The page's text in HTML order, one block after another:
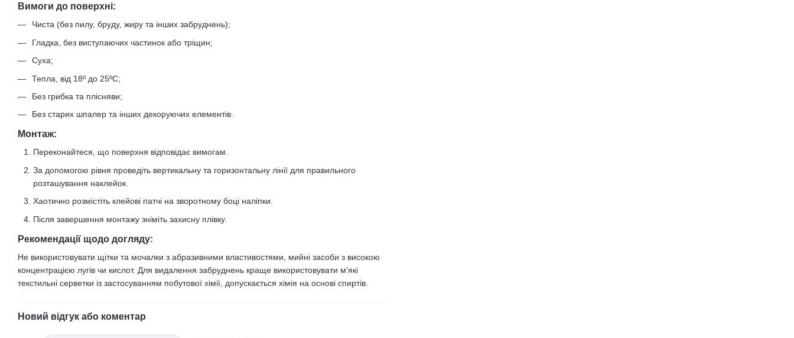
Вимоги до поверхні:
Чиста (без пилу, бруду, жиру та інших забруднень);
Гладка, без виступаючих частинок або тріщин;
Суха;
Тепла, від 18º до 25ºС;
Без грибка та плісняви;
Без старих шпалер та інших декоруючих елементів.
Монтаж:
Переконайтеся, що поверхня відповідає вимогам.
За допомогою рівня проведіть вертикальну та горизонтальну лінії для правильного
розташування наклейок.
Хаотично розмістіть клейові патчі на зворотному боці наліпки.
Після завершення монтажу зніміть захисну плівку.
Рекомендації щодо догляду:
Не використовувати щітки та мочалки з абразивними властивостями, мийні засоби з високою
концентрацією лугів чи кислот. Для видалення забруднень краще використовувати м'які
текстильні серветки із застосуванням побутової хімії, допускається хімія на основі спиртів.
Новий відгук або коментар